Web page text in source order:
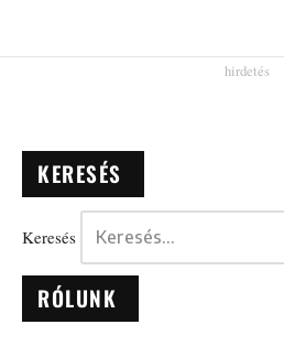
KERESÉS
Keresés
RÓLUNK